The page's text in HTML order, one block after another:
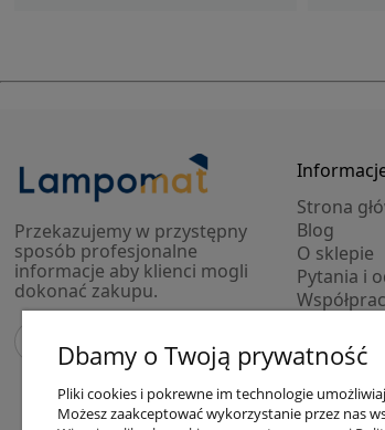
Przekazujemy w przystępny
sposób profesjonalne
informacje aby klienci mogli
dokonać zakupu.
Strona
Blog
O sklepie
Pytania i
Modele 3D
Outlet
Dbamy o Twoją prywatność
Pliki cookies i pokrewne im technologie
Możesz zaakceptować wykorzystanie przez nas